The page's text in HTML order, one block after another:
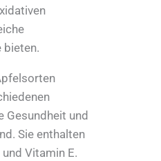
bieten.
Gesundheit und
Sie enthalten
Vitamin E.